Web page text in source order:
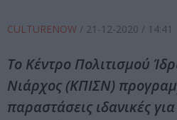
CULTURENOW / 21-12-2020 / 14:41
Το Κέντρο Πολιτισμού
Νιάρχος (ΚΠΙΣΝ)
παραστάσεις ιδανικές